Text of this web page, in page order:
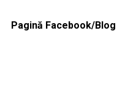
Pagină Facebook/Blog